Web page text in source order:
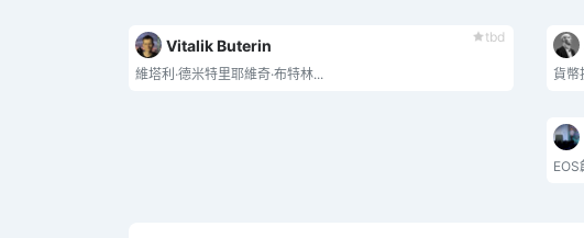
tbd
Vitalik Buterin
維塔利·德米特里耶維奇·布特林... 貨幣
EOS